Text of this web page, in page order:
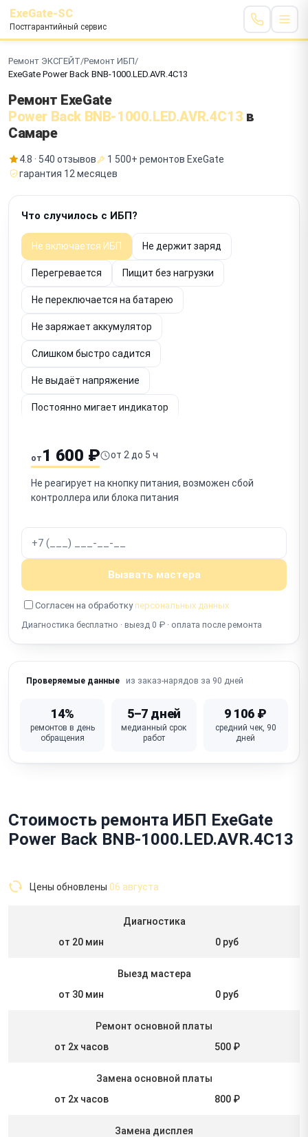
ExeGate-SC
Постгарантийный сервис
Ремонт ЭКСГЕЙТ/Ремонт ИБП/
ExeGate Power Back BNB-1000.LED.AVR.4C13
Ремонт ExeGate
Power Back BNB-1000.LED.AVR.4C13 в
Самаре
4.8 · 540 отзывов
1 500+ ремонтов ExeGate
гарантия 12 месяцев
Что случилось с ИБП?
Не включается ИБП Не держит заряд
Перегревается Пищит без нагрузки
Не переключается на батарею
Не заряжает аккумулятор
Слишком быстро садится
Не выдаёт напряжение
Постоянно мигает индикатор
Срабатывает защита Запах гари
Не включается после отключения
от 1 600 ₽ от 2 до 5 ч
Не реагирует на кнопку питания, возможен сбой
контроллера или блока питания
Вызвать мастера
Согласен на обработку персональных данных
Диагностика бесплатно · выезд 0 ₽ · оплата после ремонта
Проверяемые данные из заказ-нарядов за 90 дней
14%
ремонтов в день
обращения
5–7 дней
медианный срок
работ
9 106 ₽
средний чек, 90
дней
Стоимость ремонта ИБП ExeGate
Power Back BNB-1000.LED.AVR.4C13
Цены обновлены 06 августа
Диагностика
от 20 мин
0 руб
Выезд мастера
от 30 мин
0 руб
Ремонт основной платы
от 2х часов
500 ₽
Замена основной платы
от 2х часов
800 ₽
Замена дисплея